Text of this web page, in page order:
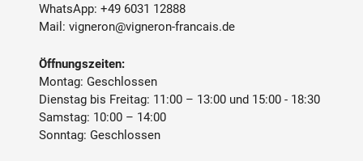
WhatsApp: +49 6031 12888
Mail: vigneron@vigneron-francais.de
Öffnungszeiten:
Montag: Geschlossen
Dienstag bis Freitag: 11:00 – 13:00 und 15:00 - 18:30
Samstag: 10:00 – 14:00
Sonntag: Geschlossen